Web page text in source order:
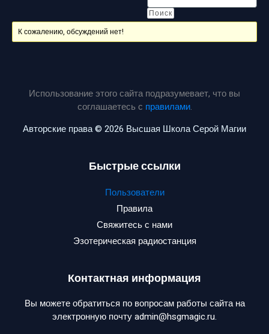
К сожалению, обсуждений нет!
Использование этого сайта подразумевает, что вы
соглашаетесь с правилами.
Авторские права © 2026 Высшая Школа Серой Магии
Быстрые ссылки
Пользователи
Правила
Свяжитесь с нами
Эзотерическая радиостанция
Контактная информация
Вы можете обратиться по вопросам работы сайта на
электронную почту admin@hsgmagic.ru.